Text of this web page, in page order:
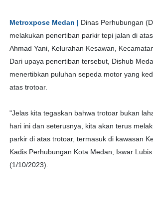
Metroxpose Medan | Dinas Perhubungan
melakukan penertiban parkir tepi jalan di
Ahmad Yani, Kelurahan Kesawan,
Dari upaya penertiban tersebut, Dishub
menertibkan puluhan sepeda motor yang
atas trotoar.
"Jelas kita tegaskan bahwa trotoar bukan
hari ini dan seterusnya, kita akan terus
parkir di atas trotoar, termasuk di kawasan
Kadis Perhubungan Kota Medan, Iswar
(1/10/2023).